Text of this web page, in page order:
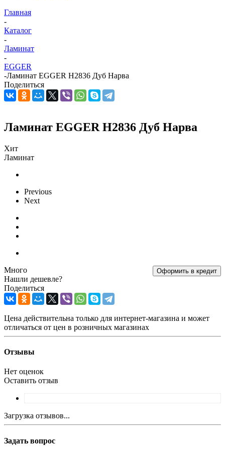
Главная
-
Каталог
-
Ламинат
-
EGGER
-Ламинат EGGER Н2836 Дуб Нарва
Поделиться
Ламинат EGGER Н2836 Дуб Нарва
Хит
Ламинат
Previous
Next
Оформить в кредит
Много
Нашли дешевле?
Поделиться
Цена действительна только для интернет-магазина и может
отличаться от цен в розничных магазинах
Отзывы
Нет оценок
Оставить отзыв
Загрузка отзывов...
Задать вопрос